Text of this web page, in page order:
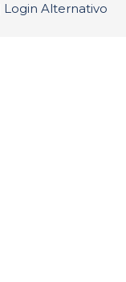
Login Alternativo